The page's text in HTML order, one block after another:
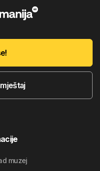
muzej